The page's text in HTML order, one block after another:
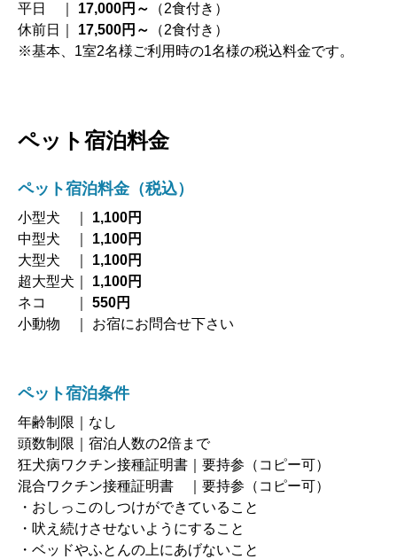
平日 ｜ 17,000円～
（2食付き）
休前日｜
17,500円～
（2食付き）
※基本、1室2名様ご利用時の1名様の税込料金です。
ペット宿泊料金
ペット宿泊料金（税込）
小型犬 ｜ 1,100円
中型犬 ｜ 1,100円
大型犬 ｜ 1,100円
超大型犬｜ 1,100円
ネコ ｜ 550円
小動物 ｜ お宿にお問合せ下さい
ペット宿泊条件
年齢制限｜なし
頭数制限｜宿泊人数の2倍まで
狂犬病ワクチン接種証明書｜要持参（コピー可）
混合ワクチン接種証明書 ｜要持参（コピー可）
・おしっこのしつけができていること
・吠え続けさせないようにすること
・ベッドやふとんの上にあげないこと